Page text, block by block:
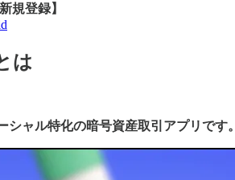
規登録】
は
シャル特化の暗号資産取引アプリです。